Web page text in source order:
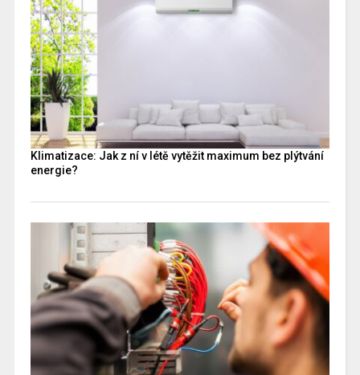
Klimatizace: Jak z ní v létě vytěžit maximum bez plýtvání
energie?